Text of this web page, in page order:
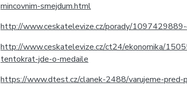
mincovnim-smejdum.html
http://www.ceskatelevize.cz/porady/
http://www.ceskatelevize.cz/ct24/ekonomika/
tentokrat-jde-o-medaile
https://www.dtest.cz/clanek-2488/varujeme-pred-